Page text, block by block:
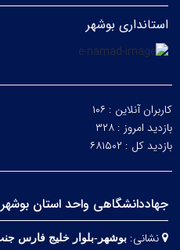
استانداری بوشهر
کاربران آنلاین : ۱۰۶
بازدید امروز : ۳۲۸
بازدید کل : ۶۸۱۵۰۲
جهاددانشگاهی واحد استان بوشهر
نشانی: بوشهر-بلوار خلیج فارس­